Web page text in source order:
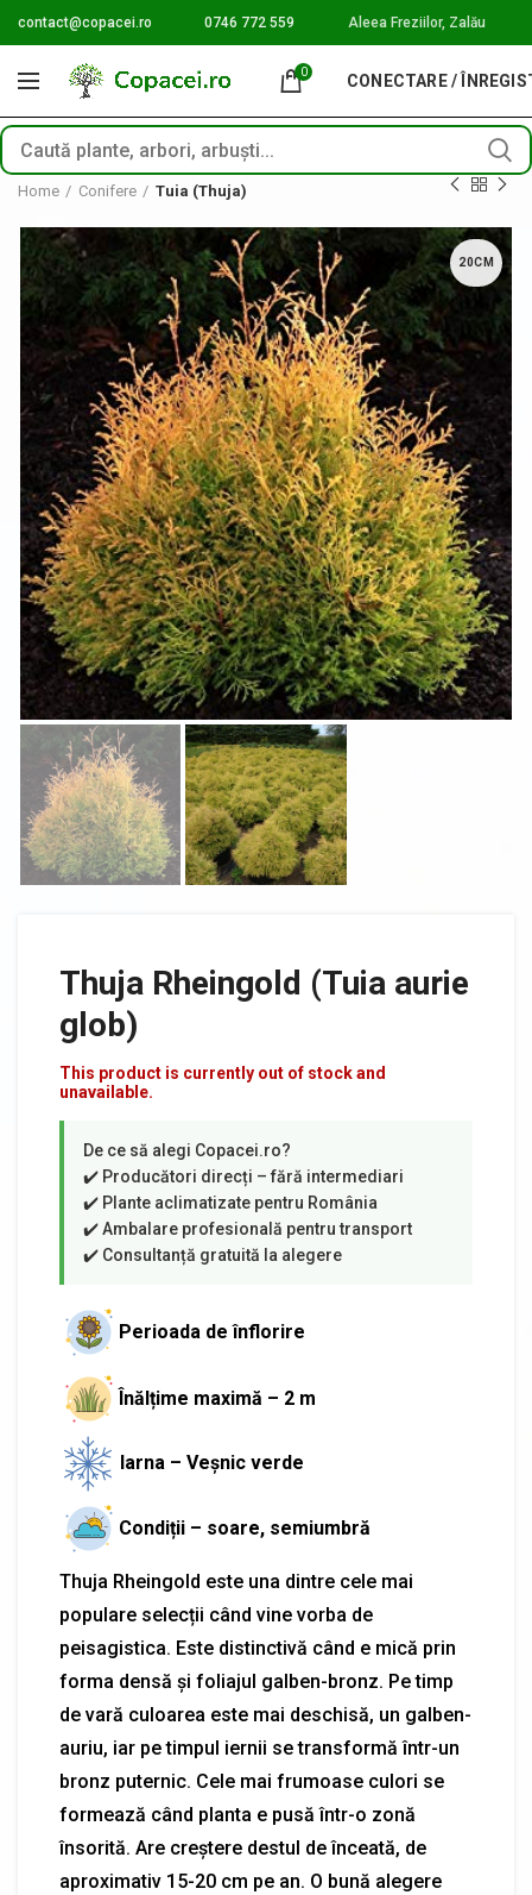
contact@copacei.ro 0746 772 559 Aleea Freziilor, Zalău
0 CONECTARE /
Home Conifere Tuia (Thuja)
20CM
Thuja Rheingold (Tuia aurie
glob)
This product is currently out of stock and
unavailable.
Perioada de înflorire
Înălțime maximă – 2 m
Iarna – Veșnic verde
Condiții – soare, semiumbră
Thuja Rheingold este una dintre cele mai
populare selecții când vine vorba de
peisagistica. Este distinctivă când e mică prin
forma densă și foliajul galben-bronz. Pe timp
de vară culoarea este mai deschisă, un galben-
auriu, iar pe timpul iernii se transformă într-un
bronz puternic. Cele mai frumoase culori se
formează când planta e pusă într-o zonă
însorită. Are creștere destul de înceată, de
aproximativ 15-20 cm pe an. O bună alegere